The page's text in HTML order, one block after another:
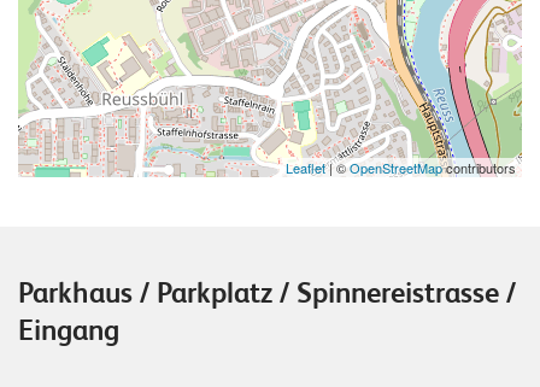
Leaflet| ©OpenStreetMapcontributors
Parkhaus / Parkplatz / Spinnereistrasse /
Eingang